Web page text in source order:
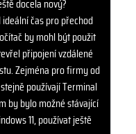
docela nový?
čas pro přechod
by mohl být použit
připojení vzdálené
Zejména pro firmy od
používají Terminal
by bylo možné stávající
11, používat ještě